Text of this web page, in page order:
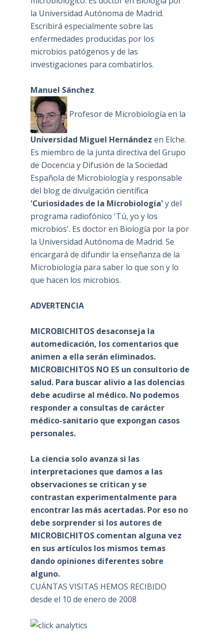
la Universidad Autónoma de Madrid.
Escribirá especialmente sobre las
enfermedades producidas por los
microbios patógenos y de las
investigaciones para combatirlos.
Manuel Sánchez
Profesor de Microbiología en la
Universidad Miguel Hernández en Elche.
Es miembro de la junta directiva del Grupo
de Docencia y Difusión de la Sociedad
Española de Microbiología y responsable
del blog de divulgación científica
'Curiosidades de la Microbiología'y del
programa radiofónico 'Tú, yo y los
microbios'. Es doctor en Biología por la por
la Universidad Autónoma de Madrid. Se
encargará de difundir la enseñanza de la
Microbiología para saber lo que son y lo
que hacen los microbios.
ADVERTENCIA
MICROBICHITOS desaconseja la
automedicación, los comentarios que
animen a ella serán eliminados.
MICROBICHITOS NO ES un consultorio de
salud. Para buscar alivio a las dolencias
debe acudirse al médico. No podemos
responder a consultas de carácter
médico-sanitario que expongan casos
personales.
La ciencia solo avanza si las
interpretaciones que damos a las
observaciones se critican y se
contrastan experimentalmente para
encontrar las más acertadas. Por eso no
debe sorprender si los autores de
MICROBICHITOS comentan alguna vez
en sus artículos los mismos temas
dando opiniones diferentes sobre
alguno.
CUÁNTAS VISITAS HEMOS RECIBIDO
desde el 10 de enero de 2008